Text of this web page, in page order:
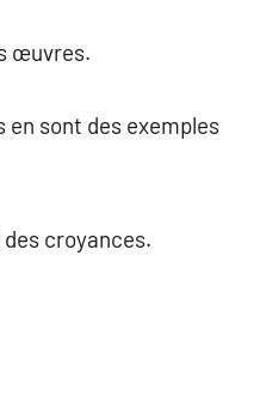
œuvres.
sont des exemples
croyances.